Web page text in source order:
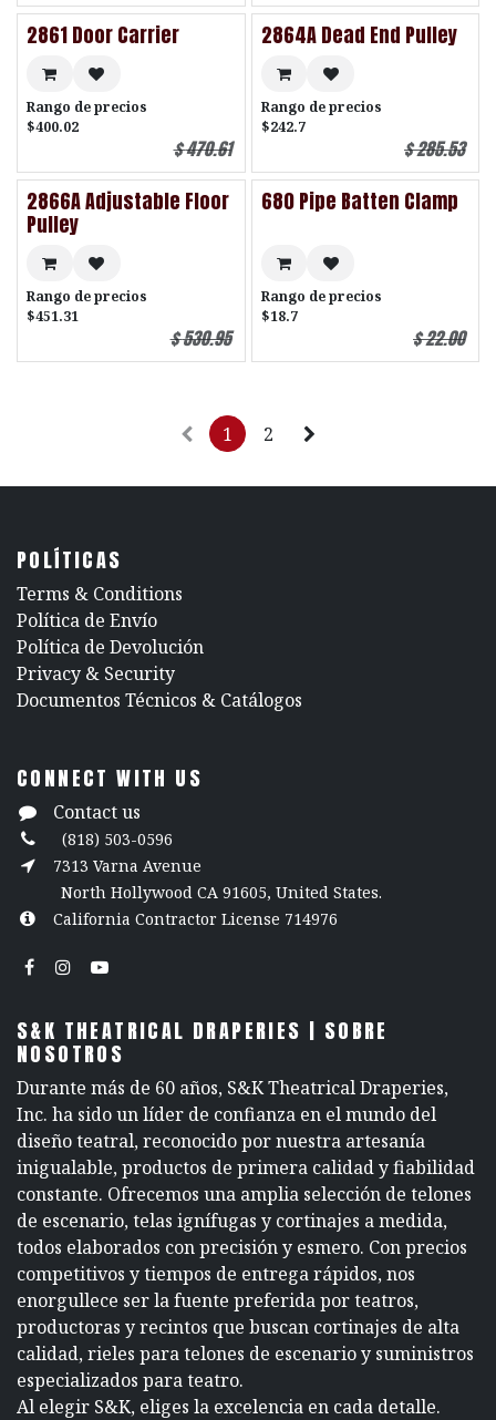
2861 Door Carrier
Rango de precios
$400.02
$470.61
2864A Dead End Pulley
Rango de precios
$242.7
$285.53
2866A Adjustable Floor
Pulley
Rango de precios
$451.31
$530.95
680 Pipe Batten Clamp
Rango de precios
$18.7
$22.00
1 2
POLÍTICAS
​Terms & Conditions
Política de Envío
Política de Devolución
​Privacy & Security
​Documentos Técnicos & Catálogos
CONNECT WITH US
Contact us
(818) 503-0596
7313 Varna Avenue
North Hollywood CA 91605, United States.
California Contractor License 714976
S&K THEATRICAL DRAPERIES | SOBRE
NOSOTROS
Durante más de 60 años, S&K Theatrical Draperies,
Inc. ha sido un líder de confianza en el mundo del
diseño teatral, reconocido por nuestra artesanía
inigualable, productos de primera calidad y fiabilidad
constante. Ofrecemos una amplia selección de telones
de escenario, telas ignífugas y cortinajes a medida,
todos elaborados con precisión y esmero. Con precios
competitivos y tiempos de entrega rápidos, nos
enorgullece ser la fuente preferida por teatros,
productoras y recintos que buscan cortinajes de alta
calidad, rieles para telones de escenario y suministros
especializados para teatro.
Al elegir S&K, eliges la excelencia en cada detalle.